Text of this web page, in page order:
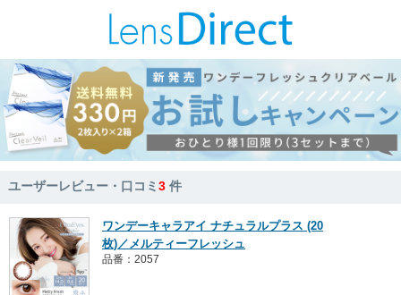
ユーザーレビュー・口コミ3 件
ワンデーキャラアイ ナチュラルプラス (20
枚)／メルティーフレッシュ
品番：2057